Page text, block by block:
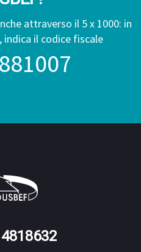
attraverso il 5 x 1000: in
indica il codice fiscale